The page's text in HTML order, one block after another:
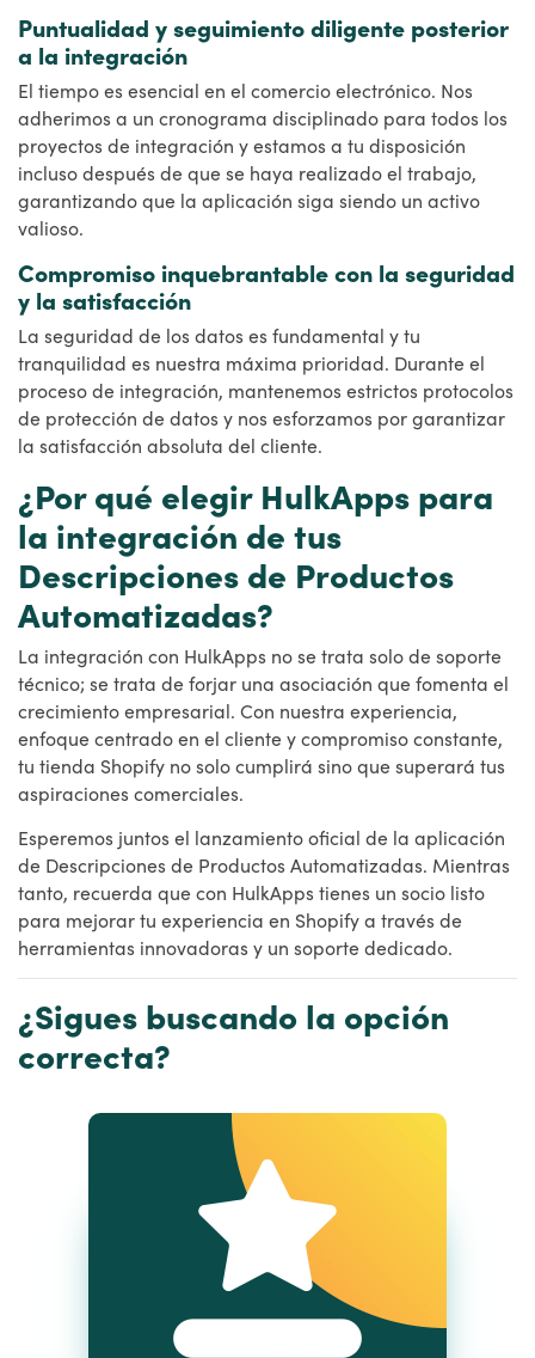
Puntualidad y seguimiento diligente posterior
a la integración
El tiempo es esencial en el comercio electrónico. Nos
adherimos a un cronograma disciplinado para todos los
proyectos de integración y estamos a tu disposición
incluso después de que se haya realizado el trabajo,
garantizando que la aplicación siga siendo un activo
valioso.
Compromiso inquebrantable con la seguridad
y la satisfacción
La seguridad de los datos es fundamental y tu
tranquilidad es nuestra máxima prioridad. Durante el
proceso de integración, mantenemos estrictos protocolos
de protección de datos y nos esforzamos por garantizar
la satisfacción absoluta del cliente.
¿Por qué elegir HulkApps para
la integración de tus
Descripciones de Productos
Automatizadas?
La integración con HulkApps no se trata solo de soporte
técnico; se trata de forjar una asociación que fomenta el
crecimiento empresarial. Con nuestra experiencia,
enfoque centrado en el cliente y compromiso constante,
tu tienda Shopify no solo cumplirá sino que superará tus
aspiraciones comerciales.
Esperemos juntos el lanzamiento oficial de la aplicación
de Descripciones de Productos Automatizadas. Mientras
tanto, recuerda que con HulkApps tienes un socio listo
para mejorar tu experiencia en Shopify a través de
herramientas innovadoras y un soporte dedicado.
¿Sigues buscando la opción
correcta?